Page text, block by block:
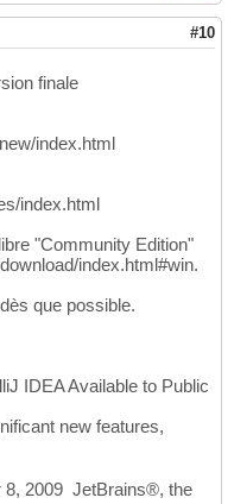
#10
finale
index.html
index.html
"Community Edition"
index.html#win.
que possible.
IDEA Available to Public
new features,
2009  JetBrains®, the